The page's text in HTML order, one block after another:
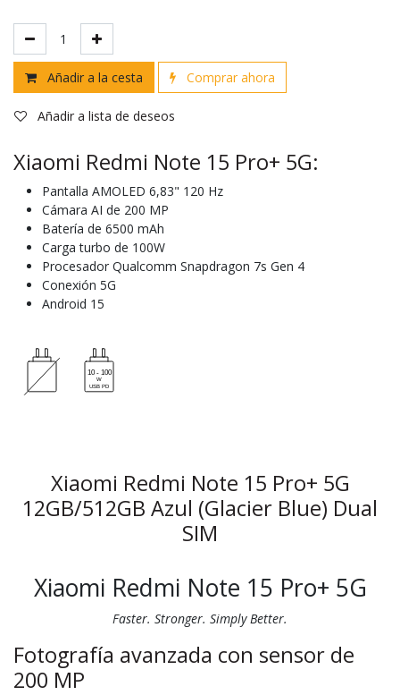
Añadir a la cesta Comprar ahora
Añadir a lista de deseos
Xiaomi Redmi Note 15 Pro+ 5G:
Pantalla AMOLED 6,83" 120 Hz
Cámara AI de 200 MP
Batería de 6500 mAh
Carga turbo de 100W
Procesador Qualcomm Snapdragon 7s Gen 4
Conexión 5G
Android 15
Xiaomi Redmi Note 15 Pro+ 5G
12GB/512GB Azul (Glacier Blue) Dual
SIM
Xiaomi Redmi Note 15 Pro+ 5G
Faster. Stronger. Simply Better.
Fotografía avanzada con sensor de
200 MP